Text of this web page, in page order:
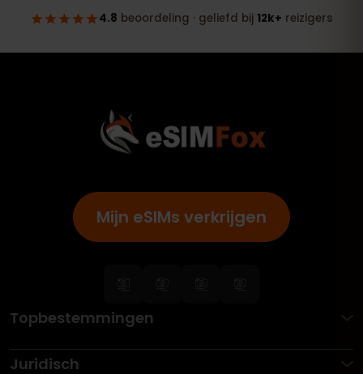
Mijn eSIMs verkrijgen
Topbestemmingen
Juridisch